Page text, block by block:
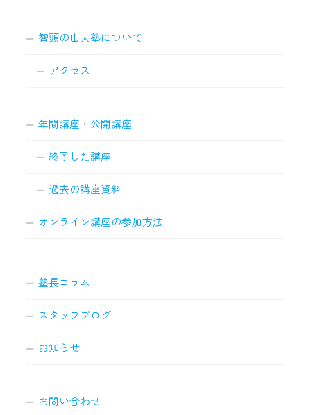
智頭の山人塾について
アクセス
年間講座・公開講座
終了した講座
過去の講座資料
オンライン講座の参加方法
塾長コラム
スタッフブログ
お知らせ
お問い合わせ